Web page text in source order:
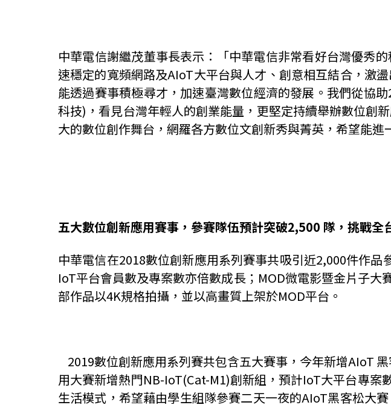
中華電信謝繼茂董事長表示：「中華電信非常看好台灣優秀
速穩定的寬頻網路及AIoT大平台與人才、創意相互結合，激
能透過賽事積極尋才，加速臺灣數位經濟的發展。我們從協助
科技) ，看見台灣年輕人的創業能量，更堅定持續舉辦數位創
大的數位創作舞台，網羅各方數位文創新秀與菁英，希望能
五大數位創新應用賽事，參賽隊伍預計突破2,500 隊，挑戰全
中華電信在2018數位創新應用系列賽事共吸引近2,000件作品
IoT平台會員數及專案數亦倍數成長； MOD微電影暨金片子大
部作品以4K規格拍攝，並以高畫質上架於MOD平台。
2019數位創新應用系列賽共包含五大賽事，今年新增AIoT
用大賽新增熱門NB-IoT(Cat-M1)創新組，預計IoT大平台專案
生活模式，希望藉由學生組隊參賽二天一夜的AIoT黑客松大